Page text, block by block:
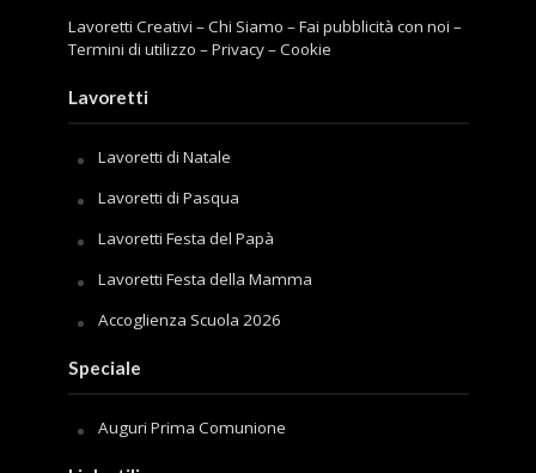
Lavoretti Creativi –Chi Siamo –Fai pubblicità con noi –
Termini di utilizzo –Privacy–Cookie
Lavoretti
Lavoretti di Natale
Lavoretti di Pasqua
Lavoretti Festa del Papà
Lavoretti Festa della Mamma
Accoglienza Scuola 2026
Speciale
Auguri Prima Comunione